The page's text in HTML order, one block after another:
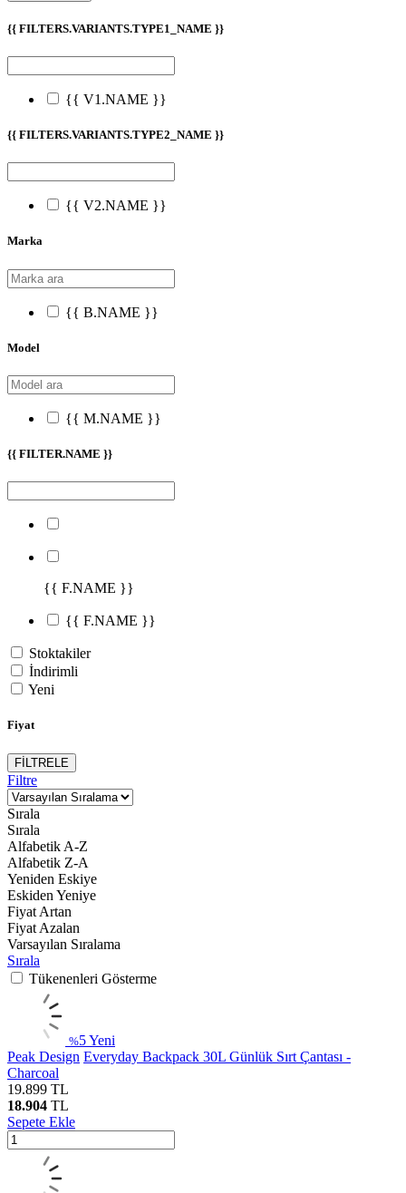
{{ FILTERS.VARIANTS.TYPE1_NAME }}
{{ V1.NAME }}
{{ FILTERS.VARIANTS.TYPE2_NAME }}
{{ V2.NAME }}
Marka
{{ B.NAME }}
Model
{{ M.NAME }}
{{ FILTER.NAME }}
{{ F.NAME }}
{{ F.NAME }}
Stoktakiler
İndirimli
Yeni
Fiyat
FİLTRELE
Filtre
Sırala
Sırala
Alfabetik A-Z
Alfabetik Z-A
Yeniden Eskiye
Eskiden Yeniye
Fiyat Artan
Fiyat Azalan
Varsayılan Sıralama
Sırala
Tükenenleri Gösterme
%5Yeni
Peak Design Everyday Backpack 30L Günlük Sırt Çantası -
Charcoal
19.899 TL
18.904 TL
Sepete Ekle